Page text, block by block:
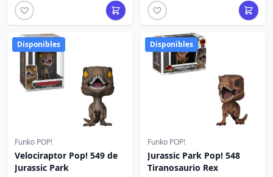
Disponibles
Funko POP!
Velociraptor Pop! 549 de
Jurassic Park
Disponibles
Funko POP!
Jurassic Park Pop! 548
Tiranosaurio Rex